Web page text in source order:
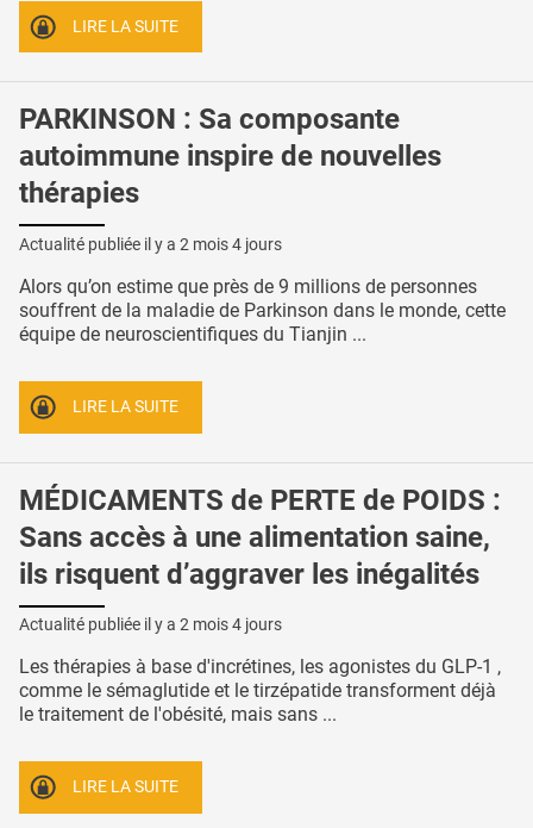
LIRE LA SUITE
PARKINSON : Sa composante
autoimmune inspire de nouvelles
thérapies
Actualité publiée il y a 2 mois 4 jours
Alors qu’on estime que près de 9 millions de personnes
souffrent de la maladie de Parkinson dans le monde, cette
équipe de neuroscientifiques du Tianjin ...
LIRE LA SUITE
MÉDICAMENTS de PERTE de POIDS :
Sans accès à une alimentation saine,
ils risquent d’aggraver les inégalités
Actualité publiée il y a 2 mois 4 jours
Les thérapies à base d'incrétines, les agonistes du GLP-1 ,
comme le sémaglutide et le tirzépatide transforment déjà
le traitement de l'obésité, mais sans ...
LIRE LA SUITE